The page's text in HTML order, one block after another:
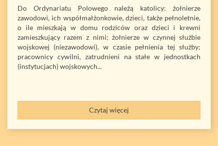
Do Ordynariatu Polowego należą katolicy: żołnierze
zawodowi, ich współmałżonkowie, dzieci, także pełnoletnie,
o ile mieszkają w domu rodziców oraz dzieci i krewni
zamieszkujący razem z nimi; żołnierze w czynnej służbie
wojskowej (niezawodowi), w czasie pełnienia tej służby;
pracownicy cywilni, zatrudnieni na stałe w jednostkach
(instytucjach) wojskowych...
Czytaj więcej